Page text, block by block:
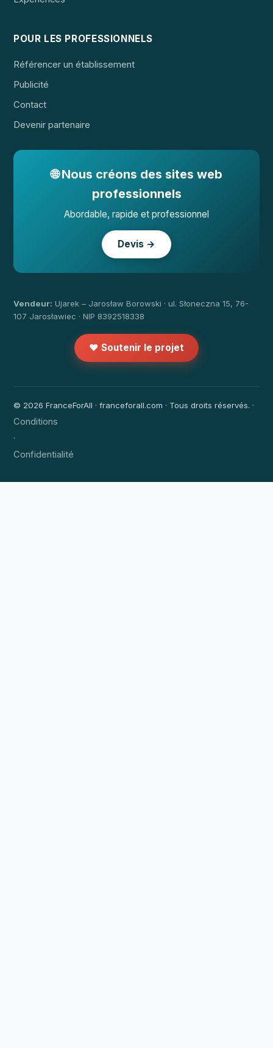
POUR LES PROFESSIONNELS
Référencer un établissement
Publicité
Contact
Devenir partenaire
🌐 Nous créons des sites web
professionnels
Abordable, rapide et professionnel
Devis →
Vendeur: Ujarek – Jarosław Borowski · ul. Słoneczna 15, 76-
107 Jarosławiec · NIP 8392518338
❤️ Soutenir le projet
© 2026 FranceForAll · franceforall.com · Tous droits réservés. ·
Conditions
·
Confidentialité